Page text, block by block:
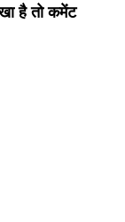
है तो कमेंट